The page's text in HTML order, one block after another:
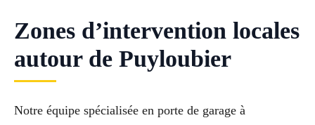
Zones d’intervention locales
autour de Puyloubier
Notre équipe spécialisée en porte de garage à